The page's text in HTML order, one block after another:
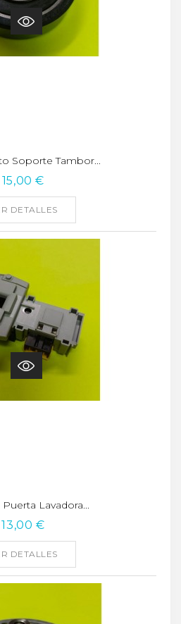
Soporte Tambor...
15,00 €
DETALLES
Lavadora...
13,00 €
DETALLES